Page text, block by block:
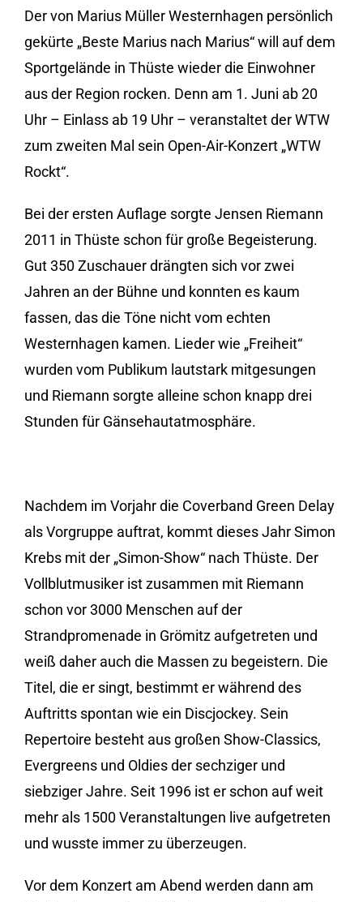
Der von Marius Müller Westernhagen persönlich
gekürte „Beste Marius nach Marius“ will auf dem
Sportgelände in Thüste wieder die Einwohner
aus der Region rocken. Denn am 1. Juni ab 20
Uhr – Einlass ab 19 Uhr – veranstaltet der WTW
zum zweiten Mal sein Open-Air-Konzert „WTW
Rockt“.
Bei der ersten Auflage sorgte Jensen Riemann
2011 in Thüste schon für große Begeisterung.
Gut 350 Zuschauer drängten sich vor zwei
Jahren an der Bühne und konnten es kaum
fassen, das die Töne nicht vom echten
Westernhagen kamen. Lieder wie „Freiheit“
wurden vom Publikum lautstark mitgesungen
und Riemann sorgte alleine schon knapp drei
Stunden für Gänsehautatmosphäre.
Nachdem im Vorjahr die Coverband Green Delay
als Vorgruppe auftrat, kommt dieses Jahr Simon
Krebs mit der „Simon-Show“ nach Thüste. Der
Vollblutmusiker ist zusammen mit Riemann
schon vor 3000 Menschen auf der
Strandpromenade in Grömitz aufgetreten und
weiß daher auch die Massen zu begeistern. Die
Titel, die er singt, bestimmt er während des
Auftritts spontan wie ein Discjockey. Sein
Repertoire besteht aus großen Show-Classics,
Evergreens und Oldies der sechziger und
siebziger Jahre. Seit 1996 ist er schon auf weit
mehr als 1500 Veranstaltungen live aufgetreten
und wusste immer zu überzeugen.
Vor dem Konzert am Abend werden dann am